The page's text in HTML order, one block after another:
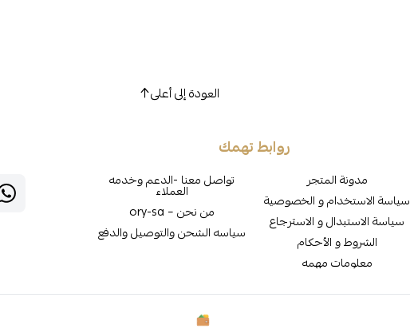
العودة إلى أعلى
روابط تهمك
مدونة المتجر
سياسة الاستخدام و الخصوصية
سياسة الاستبدال و الاسترجاع
الشروط و الأحكام
معلومات مهمه
تواصل معنا -الدعم وخدمه
العملاء
من نحن – ory-sa
سياسه الشحن والتوصيل والدفع